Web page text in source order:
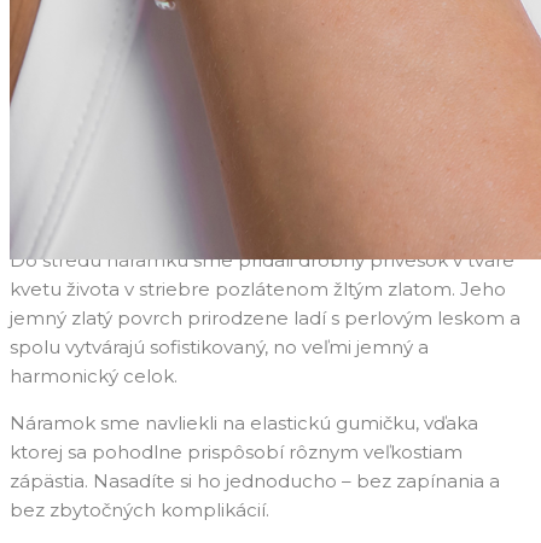
Náramok Amalia kvet života sme ručne vytvorili pre ženy,
ktoré si cenia jemnosť, eleganciu a krásu ukrytú v
detailoch. Použili sme voskované perly v bielej a zlatej
farbe a harmonicky sme ich doplnili trblietavými
zachytávajú svetlo a vytvárajú nežný lesk, ktorý zaujme,
Do stredu náramku sme pridali drobný prívesok v tvare
kvetu života v striebre pozlátenom žltým zlatom. Jeho
jemný zlatý povrch prirodzene ladí s perlovým leskom a
spolu vytvárajú sofistikovaný, no veľmi jemný a
harmonický celok.
Náramok sme navliekli na elastickú gumičku, vďaka
ktorej sa pohodlne prispôsobí rôznym veľkostiam
zápästia. Nasadíte si ho jednoducho – bez zapínania a
bez zbytočných komplikácií.